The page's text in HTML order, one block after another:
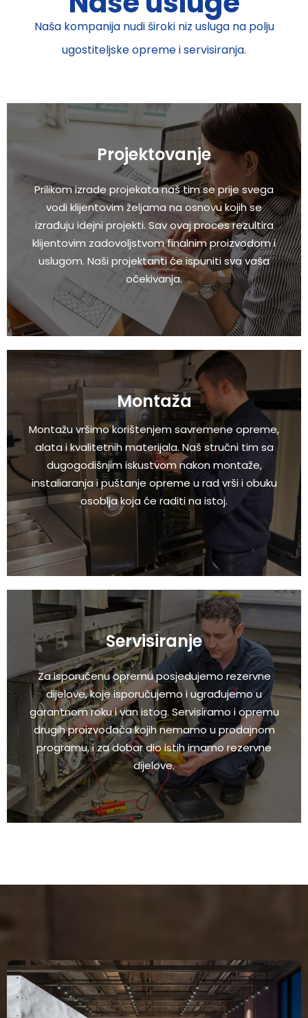
Naša kompanija nudi široki niz usluga na polju
ugostiteljske opreme i servisiranja.
Projektovanje
Prilikom izrade projekata naš tim se prije svega
vodi klijentovim željama na osnovu kojih se
izrađuju idejni projekti. Sav ovaj proces rezultira
klijentovim zadovoljstvom finalnim proizvodom i
uslugom. Naši projektanti će ispuniti sva vaša
očekivanja.
Montaža
Montažu vršimo korištenjem savremene opreme,
alata i kvalitetnih materijala. Naš stručni tim sa
dugogodišnjim iskustvom nakon montaže,
instaliaranja i puštanje opreme u rad vrši i obuku
osoblja koja će raditi na istoj.
Servisiranje
Za isporučenu opremu posjedujemo rezervne
dijelove, koje isporučujemo i ugrađujemo u
garantnom roku i van istog. Servisiramo i opremu
drugih proizvođača kojih nemamo u prodajnom
programu, i za dobar dio istih imamo rezervne
dijelove.